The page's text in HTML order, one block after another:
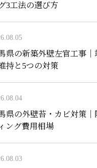
3工法の選び方
県の新築外壁左官工事｜
持と5つの対策
県の外壁苔・カビ対策｜
ング費用相場